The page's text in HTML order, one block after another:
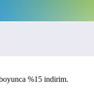
%15 indirim.